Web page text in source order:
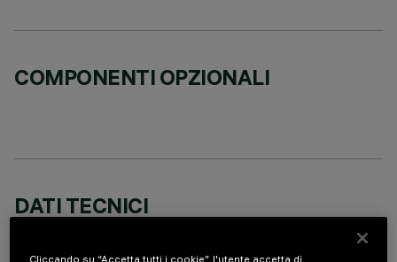
COMPONENTI OPZIONALI
DATI TECNICI